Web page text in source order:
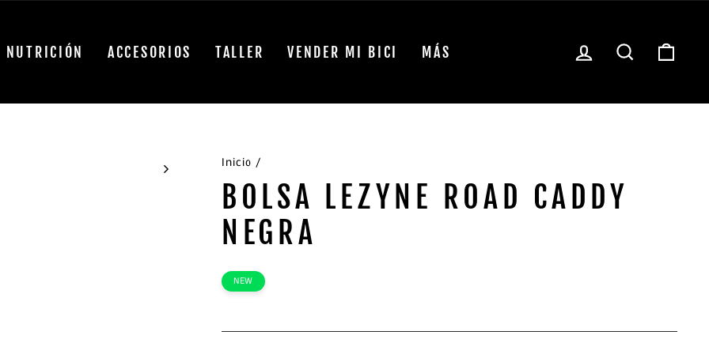
NUTRICIÓN ACCESORIOS TALLER VENDER MI BICI MÁS INGRESARBUSCAR
Inicio /
BOLSA LEZYNE ROAD CADDY
NEGRA
NEW